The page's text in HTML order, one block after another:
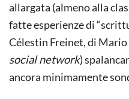
allargata (almeno alla
fatte esperienze di
Célestin Freinet, di Mario
social network)
ancora minimamente